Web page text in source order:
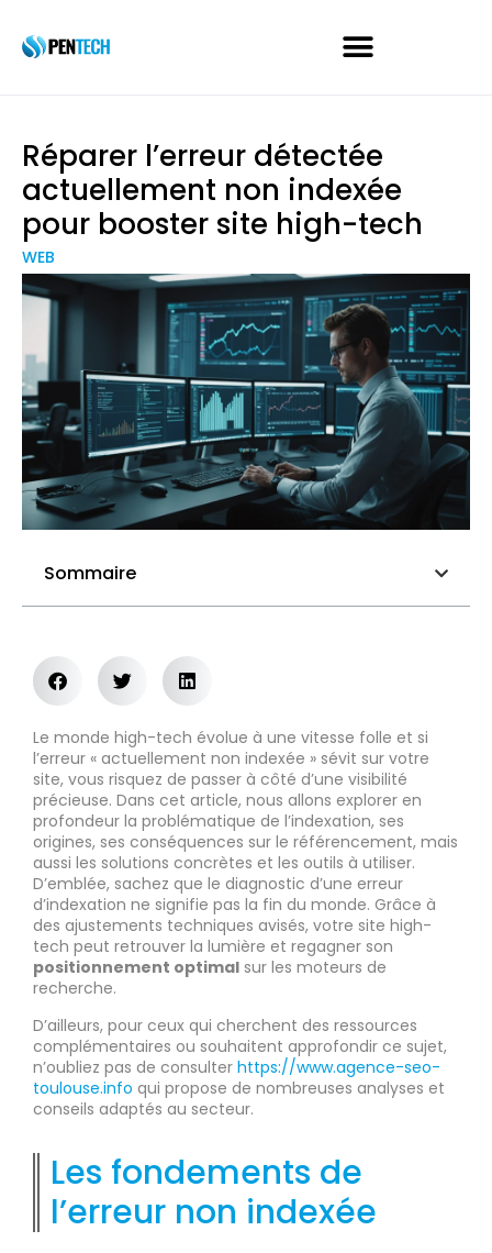
Réparer l’erreur détectée
actuellement non indexée
pour booster site high-tech
WEB
Sommaire
Le monde high-tech évolue à une vitesse folle et si
l’erreur « actuellement non indexée » sévit sur votre
site, vous risquez de passer à côté d’une visibilité
précieuse. Dans cet article, nous allons explorer en
profondeur la problématique de l’indexation, ses
origines, ses conséquences sur le référencement, mais
aussi les solutions concrètes et les outils à utiliser.
D’emblée, sachez que le diagnostic d’une erreur
d’indexation ne signifie pas la fin du monde. Grâce à
des ajustements techniques avisés, votre site high-
tech peut retrouver la lumière et regagner son
positionnement optimal sur les moteurs de
recherche.
D’ailleurs, pour ceux qui cherchent des ressources
complémentaires ou souhaitent approfondir ce sujet,
n’oubliez pas de consulter https://www.agence-seo-
toulouse.info qui propose de nombreuses analyses et
conseils adaptés au secteur.
Les fondements de
l’erreur non indexée